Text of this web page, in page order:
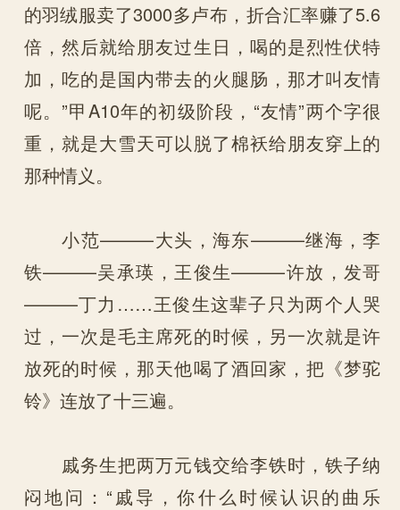
的羽绒服卖了3000多卢布，折合汇率赚了5.6
倍，然后就给朋友过生日，喝的是烈性伏特
加，吃的是国内带去的火腿肠，那才叫友情
呢。”甲A10年的初级阶段，“友情”两个字很
重，就是大雪天可以脱了棉袄给朋友穿上的
那种情义。
小范———大头，海东———继海，李
铁———吴承瑛，王俊生———许放，发哥
———丁力……王俊生这辈子只为两个人哭
过，一次是毛主席死的时候，另一次就是许
放死的时候，那天他喝了酒回家，把《梦驼
铃》连放了十三遍。
戚务生把两万元钱交给李铁时，铁子纳
闷地问：“戚导，你什么时候认识的曲乐